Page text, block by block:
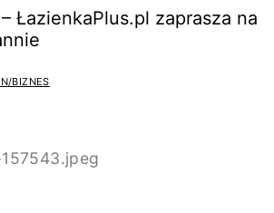
– ŁazienkaPlus.pl zaprasza na
BIZNES